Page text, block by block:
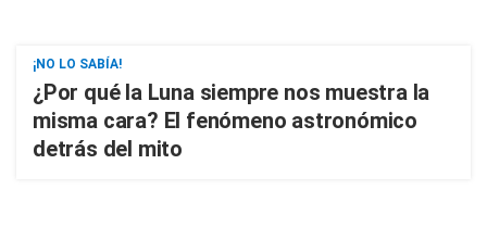
¡NO LO SABÍA!
¿Por qué la Luna siempre nos muestra la
misma cara? El fenómeno astronómico
detrás del mito